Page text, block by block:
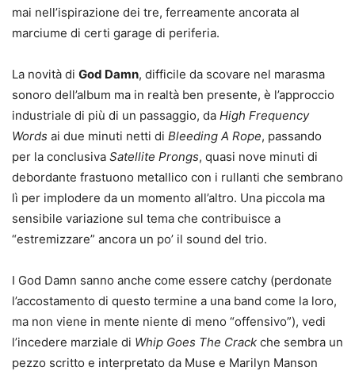
mai nell’ispirazione dei tre, ferreamente ancorata al
marciume di certi garage di periferia.
La novità di God Damn, difficile da scovare nel marasma
sonoro dell’album ma in realtà ben presente, è l’approccio
industriale di più di un passaggio, da High Frequency
Words ai due minuti netti di Bleeding A Rope, passando
per la conclusiva Satellite Prongs, quasi nove minuti di
debordante frastuono metallico con i rullanti che sembrano
lì per implodere da un momento all’altro. Una piccola ma
sensibile variazione sul tema che contribuisce a
“estremizzare” ancora un po’ il sound del trio.
I God Damn sanno anche come essere catchy (perdonate
l’accostamento di questo termine a una band come la loro,
ma non viene in mente niente di meno “offensivo”), vedi
l’incedere marziale di Whip Goes The Crack che sembra un
pezzo scritto e interpretato da Muse e Marilyn Manson